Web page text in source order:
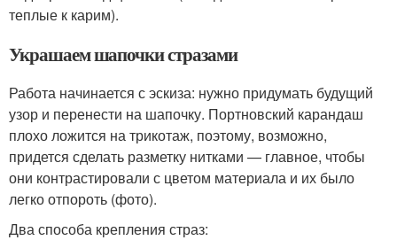
теплые к карим).
Украшаем шапочки стразами
Работа начинается с эскиза: нужно придумать будущий
узор и перенести на шапочку. Портновский карандаш
плохо ложится на трикотаж, поэтому, возможно,
придется сделать разметку нитками — главное, чтобы
они контрастировали с цветом материала и их было
легко отпороть (фото).
Два способа крепления страз: